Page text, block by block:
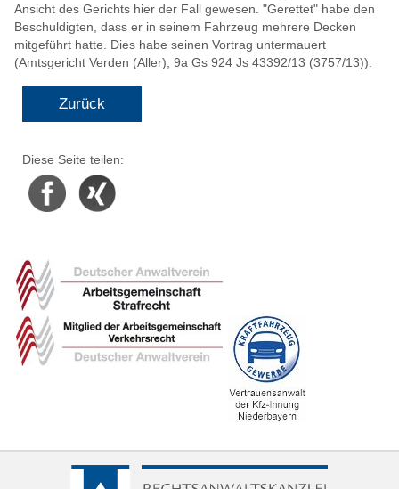
Ansicht des Gerichts hier der Fall gewesen. "Gerettet" habe den
Beschuldigten, dass er in seinem Fahrzeug mehrere Decken
mitgeführt hatte. Dies habe seinen Vortrag untermauert
(Amtsgericht Verden (Aller), 9a Gs 924 Js 43392/13 (3757/13)).
Zurück
Diese Seite teilen:
Facebook Xing